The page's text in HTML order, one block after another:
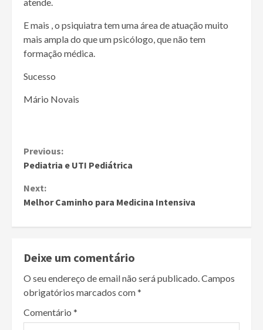
atende.
E mais , o psiquiatra tem uma área de atuação muito
mais ampla do que um psicólogo, que não tem
formação médica.
Sucesso
Mário Novais
Continue
Previous:
Pediatria e UTI Pediátrica
Next:
Melhor Caminho para Medicina Intensiva
Deixe um comentário
O seu endereço de email não será publicado.Campos
obrigatórios marcados com*
Comentário *